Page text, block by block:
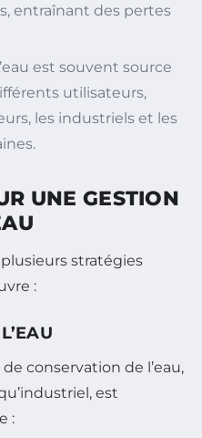
entraînant des pertes
est souvent source
utilisateurs,
les industriels et les
UNE GESTION
plusieurs stratégies
:
conservation de l’eau,
est
: